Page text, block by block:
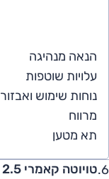
טויוטה קאמרי 2.5 ל' היברידי, אוט', XLE 2023
הנאה מנהיגה
עלויות שוטפות
נוחות שימוש ואבזור
מרווח
תא מטען